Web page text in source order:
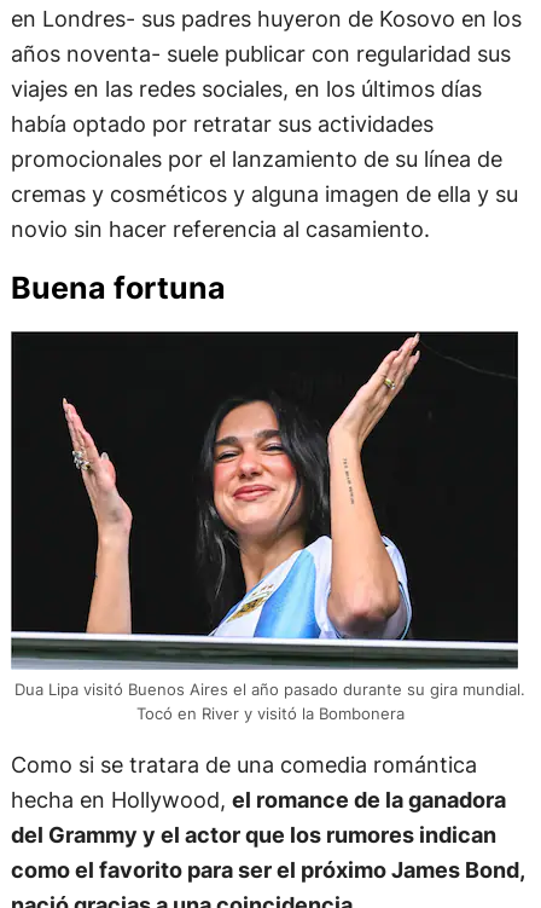
en Londres- sus padres huyeron de Kosovo en los
años noventa- suele publicar con regularidad sus
viajes en las redes sociales, en los últimos días
había optado por retratar sus actividades
promocionales por el lanzamiento de su línea de
cremas y cosméticos y alguna imagen de ella y su
novio sin hacer referencia al casamiento.
Buena fortuna
Dua Lipa visitó Buenos Aires el año pasado durante su gira mundial.
Tocó en River y visitó la Bombonera
Como si se tratara de una comedia romántica
hecha en Hollywood, el romance de la ganadora
del Grammy y el actor que los rumores indican
como el favorito para ser el próximo James Bond,